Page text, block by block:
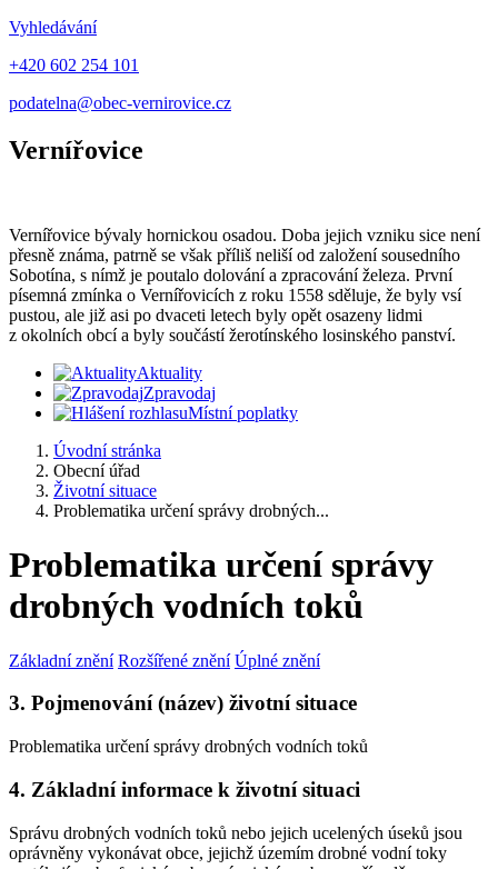
Vyhledávání
+420 602 254 101
podatelna@obec-vernirovice.cz
Vernířovice
Vernířovice bývaly hornickou osadou. Doba jejich vzniku sice není
přesně známa, patrně se však příliš neliší od založení sousedního
Sobotína, s nímž je poutalo dolování a zpracování železa. První
písemná zmínka o Vernířovicích z roku 1558 sděluje, že byly vsí
pustou, ale již asi po dvaceti letech byly opět osazeny lidmi
z okolních obcí a byly součástí žerotínského losinského panství.
Aktuality
Zpravodaj
Místní poplatky
Úvodní stránka
Obecní úřad
Životní situace
Problematika určení správy drobných...
Problematika určení správy
drobných vodních toků
Základní znění Rozšířené znění Úplné znění
3. Pojmenování (název) životní situace
Problematika určení správy drobných vodních toků
4. Základní informace k životní situaci
Správu drobných vodních toků nebo jejich ucelených úseků jsou
oprávněny vykonávat obce, jejichž územím drobné vodní toky